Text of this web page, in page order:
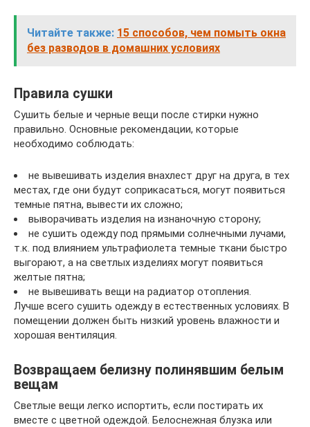
Читайте также: 15 способов, чем помыть окна
без разводов в домашних условиях
Правила сушки
Сушить белые и черные вещи после стирки нужно
правильно. Основные рекомендации, которые
необходимо соблюдать:
не вывешивать изделия внахлест друг на друга, в тех
местах, где они будут соприкасаться, могут появиться
темные пятна, вывести их сложно;
выворачивать изделия на изнаночную сторону;
не сушить одежду под прямыми солнечными лучами,
т.к. под влиянием ультрафиолета темные ткани быстро
выгорают, а на светлых изделиях могут появиться
желтые пятна;
не вывешивать вещи на радиатор отопления.
Лучше всего сушить одежду в естественных условиях. В
помещении должен быть низкий уровень влажности и
хорошая вентиляция.
Возвращаем белизну полинявшим белым
вещам
Светлые вещи легко испортить, если постирать их
вместе с цветной одеждой. Белоснежная блузка или